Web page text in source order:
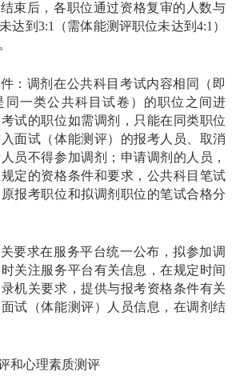
束后，各职位通过资格复审的人数与
达到3:1（需体能测评职位未达到4:1）
：调剂在公共科目考试内容相同（即
同一类公共科目试卷）的职位之间进
试的职位如需调剂，只能在同类职位
面试（体能测评）的报考人员、取消
员不得参加调剂；申请调剂的人员，
定的资格条件和要求，公共科目笔试
报考职位和拟调剂职位的笔试合格分
要求在服务平台统一公布，拟参加调
关注服务平台有关信息，在规定时间
机关要求，提供与报考资格条件有关
试（体能测评）人员信息，在调剂结
和心理素质测评